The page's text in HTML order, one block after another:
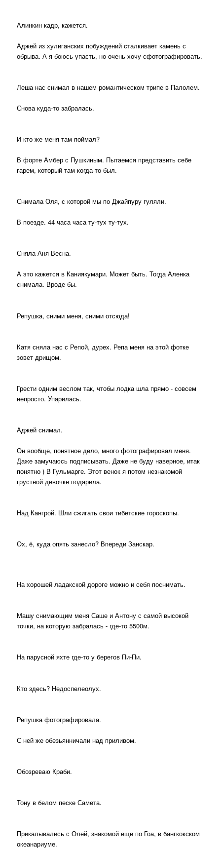
Алинкин кадр, кажется.
Аджей из хулиганских побуждений сталкивает камень с
обрыва. А я боюсь упасть, но очень хочу сфотографировать.
Леша нас снимал в нашем романтическом трипе в Палолем.
Снова куда-то забралась.
И кто же меня там поймал?
В форте Амбер с Пушкиным. Пытаемся представить себе
гарем, который там когда-то был.
Снимала Оля, с которой мы по Джайпуру гуляли.
В поезде. 44 часа часа ту-тух ту-тух.
Сняла Аня Весна.
А это кажется в Каниякумари. Может быть. Тогда Аленка
снимала. Вроде бы.
Репушка, сними меня, сними отсюда!
Катя сняла нас с Репой, дурех. Репа меня на этой фотке
зовет дрищом.
Грести одним веслом так, чтобы лодка шла прямо - совсем
непросто. Упарилась.
Аджей снимал.
Он вообще, понятное дело, много фотографировал меня.
Даже замучаюсь подписывать. Даже не буду наверное, итак
понятно ) В Гульмарге. Этот венок я потом незнакомой
грустной девочке подарила.
Над Кангрой. Шли сжигать свои тибетские гороскопы.
Ох, ё, куда опять занесло? Впереди Занскар.
На хорошей ладакской дороге можно и себя поснимать.
Машу снимающим меня Саше и Антону с самой высокой
точки, на которую забралась - где-то 5500м.
На парусной яхте где-то у берегов Пи-Пи.
Кто здесь? Недоспелеолух.
Репушка фотографировала.
С ней же обезьянничали над приливом.
Обозреваю Краби.
Тону в белом песке Самета.
Прикалывались с Олей, знакомой еще по Гоа, в бангкокском
океанариуме.